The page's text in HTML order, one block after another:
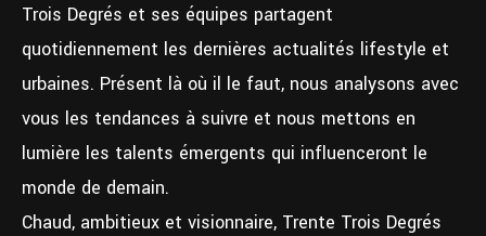
Trois Degrés et ses équipes partagent
quotidiennement les dernières actualités lifestyle et
urbaines. Présent là où il le faut, nous analysons avec
vous les tendances à suivre et nous mettons en
lumière les talents émergents qui influenceront le
monde de demain.
Chaud, ambitieux et visionnaire, Trente Trois Degrés